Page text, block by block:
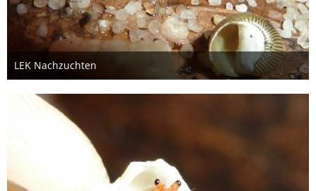
LEK Nachzuchten
26. Oktober 2012